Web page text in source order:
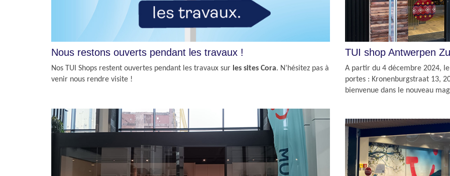
Nous restons ouverts pendant les travaux !
Nos TUI Shops restent ouvertes pendant les travaux sur les sites Cora. N’hésitez pas à
venir nous rendre visite !
TUI shop Antwerpen
A partir du 4 décembre 2024,
portes : Kronenburgstraat 13,
bienvenue dans le nouveau